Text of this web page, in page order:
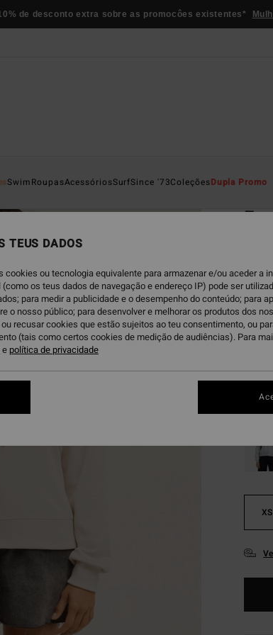
de desconto extra sobre as promocôes existentes*
SwimRoupasAcessóriosSurfSince '73ColeçõesDupla Promo
ECO-
€
€
Cor
XS
TEUS DADOS
ou tecnologia equivalente para armazenar e/ou aceder a
os teus dados de navegação e endereço IP) pode ser
para medir a publicidade e o desempenho do conteúdo; para
o nosso público; para desenvolver e melhorar os produtos dos
recusar cookies que estão sujeitos ao teu consentimento, ou
(tais como certos cookies de medição de audiências). Para
e política de privacidade